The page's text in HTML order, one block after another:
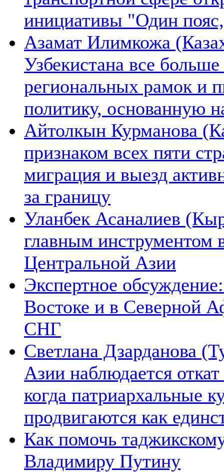
инициативы "Один
Азамат Илимкожа
Узбекистана все
региональных рамок и
политику, основанную
Айтолкын Курманова
признаком всех пяти
миграция и выезд
за границу
Уланбек Асаналиев
главным инструментом
Центральной Азии
Экспертное
Востоке и в Северной
СНГ
Светлана Дзарданова
Азии наблюдается
когда патриархальные
продвигаются как
Как помочь
Владимиру Путину